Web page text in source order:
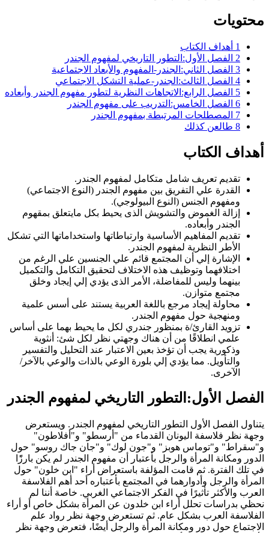
محتويات
1 أهداف الكتاب
2 الفصل الأول:التطور التاريخي لمفهوم الجندر
3 الفصل الثاني:الجندر-المفهوم والأبعاد الاجتماعية
4 الفصل الثالث:الجندر-عملية التشكل الاجتماعي
5 الفصل الرابع:الاتجاهات النظرية لتطور مفهوم الجندر وأبعاده
6 الفصل الخامس:التدريب على مفهوم الجندر
7 المصطلحات المرتبطة بمفهوم الجندر
8 طالعن كذلك
أهداف الكتاب
تقديم تعريف شامل متكامل لمفهوم الجندر.
القدرة علي التفريق بين مفهوم الجندر (النوع الاجتماعي)
ومفهوم الجنس (النوع البيولوجي).
إزالة الغموض والتشويش الذى يحيط بكل مايتعلق بمقهوم
الجندر وأبعاده.
تقديم المفاهيم الأساسية وارتباطاتها واستخداماتها التي تشكل
الأطر النظرية لمفهوم الجندر.
الإشارة إلي أن المجتمع قائم علي الجنسين علي الرغم من
اختلافهما وتوظيف هذه الاختلاف لتحقيق التكامل والتكميل
بينهما وليس للمفاضلة، الأمر الذى يؤدي إلي إيجاد وخلق
مجتمع متوازن.
محاولة إيجاد مرجع باللغة العربية يستند على أسس علمية
ومنهجية حول مفهوم الجندر.
تزويد القارئ/ة بمنظور جندري لكل ما يحيط بهما على أساس
علمي انطلاقًا من أن هناك وجهتي نظر لكل شئ: أنثوية
وذكورية يجب أن تؤخذ بعين الاعتبار عند التحليل والتفسير
والتأويل. مما يؤدي إلي بلورة الوعي بالذات والوعي بالآخر/
الآخرى.
الفصل الأول:التطور التاريخي لمفهوم الجندر
يتناول الفصل الأول التطور التاريخي لمفهوم الجندر. ويستعرض
وجهة نظر فلاسفة اليونان القدماء من "أرسطو" و"أفلاطون"
و"سقراط" و"توماس هوبز" و"جون لوك" و"جان جاك روسو" حول
الدور ومكانة المرأة والرجل بأعتبار أن مفهوم الجندر لم يكن بارزًًا
في تلك الفترة. ثم قامت المؤلفة باستعراض أراء "ابن خلون" حول
المرأة والرجل وأدوارهما في المجتمع بأعتباره أحد أهم الفلاسفة
العرب والأكثر تأثيرًا في الفكر الاجتماعي الغربي. خاصة أننا لم
نحظي بدراسات تحلل أراء ابن خلدون عن المرأة بشكل خاص أو أراء
الفلاسفة العرب بشكل عام. ثم تستعرض وجهة نظر رواد علم
الاجتماع حول دور ومكانة المرأة والرجل أيضًا، فتعرض وجهة نظر